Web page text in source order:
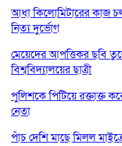
আধা কিলোমিটারের কাজ
নিত্য দুর্ভোগ
মেয়েদের আপত্তিকর ছবি
বিশ্ববিদ্যালয়ের ছাত্রী
পুলিশকে পিটিয়ে রক্তাক্ত
নেতা
পাঁচ দেশি মাছে মিলল